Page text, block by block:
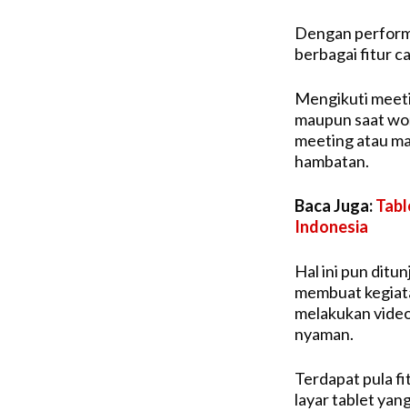
Dengan
berbagai fitur
Mengikuti
maupun saat
meeting atau
hambatan.
Baca Juga:
Indonesia
Hal ini pun
membuat
melakukan
nyaman.
Terdapat pula
layar tablet